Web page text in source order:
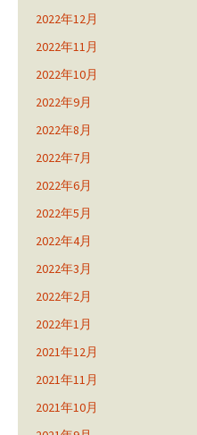
2022年12月
2022年11月
2022年10月
2022年9月
2022年8月
2022年7月
2022年6月
2022年5月
2022年4月
2022年3月
2022年2月
2022年1月
2021年12月
2021年11月
2021年10月